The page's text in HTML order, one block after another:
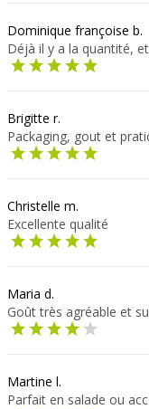
Dominique françoise b.
Déjà il y a la quantité,
Brigitte r.
Packaging, gout et
Christelle m.
Excellente qualité
Maria d.
Goût très agréable et
Martine l.
Parfait en salade ou